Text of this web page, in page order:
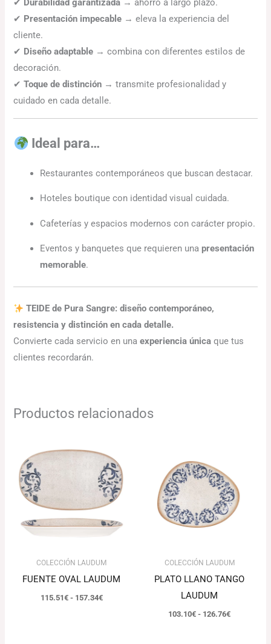
✔ Durabilidad garantizada → ahorro a largo plazo.
✔ Presentación impecable → eleva la experiencia del
cliente.
✔ Diseño adaptable → combina con diferentes estilos de
decoración.
✔Toque de distinción → transmite profesionalidad y
cuidado en cada detalle.
Ideal para…
Restaurantes contemporáneos que buscan destacar.
Hoteles boutique con identidad visual cuidada.
Cafeterías y espacios modernos con carácter propio.
Eventos y banquetes que requieren unapresentación
memorable.
TEIDE de Pura Sangre: diseño contemporáneo,
resistencia y distinción en cada detalle.
Convierte cada servicio en unaexperiencia única que tus
clientes recordarán.
Productos relacionados
COLECCIÓN LAUDUM
FUENTE OVAL LAUDUM
115.51€ - 157.34€
precios:
desde
115.51€
hasta
157.34€
COLECCIÓN LAUDUM
PLATO LLANO TANGO
LAUDUM
103.10€ - 126.76€
103.10€
hasta
126.76€